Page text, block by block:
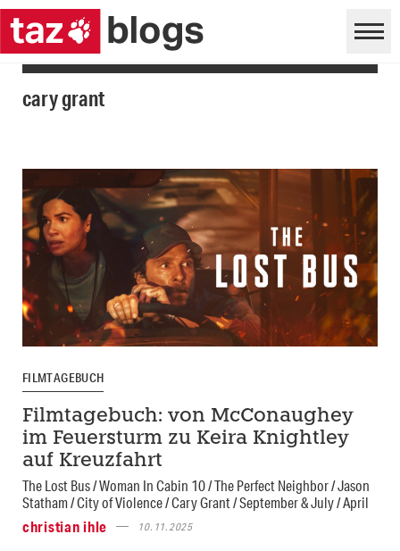
cary grant
FILMTAGEBUCH
Filmtagebuch: von McConaughey
im Feuersturm zu Keira Knightley
auf Kreuzfahrt
The Lost Bus / Woman In Cabin 10 / The Perfect Neighbor / Jason
Statham / City of Violence / Cary Grant / September & July / April
christian ihle
10.11.2025